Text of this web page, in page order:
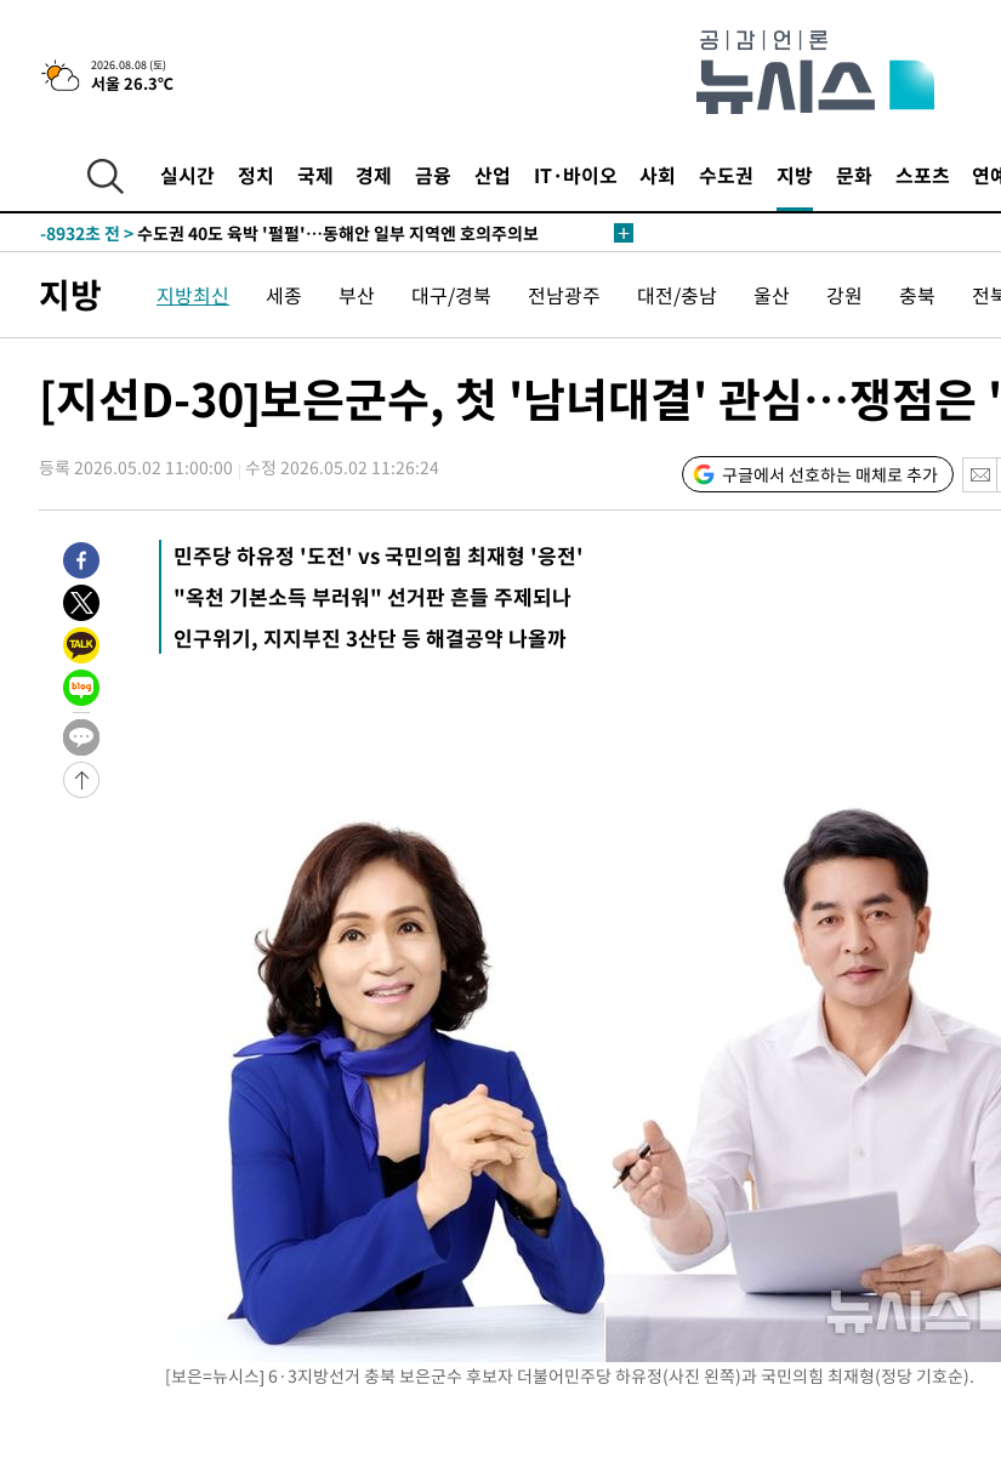
2026.08.08 (토)
서울 26.3℃
실시간 정치 국제 경제 금융 산업 IT·바이오 사회 수도권 지방 문화 스포츠 연
42.08%·宋 10.17%
-16171초 전 >이강인 "아틀레티코 이적 기뻐…등번호 7번 의미보단 팀 위해 뛸
-9150초 전 >
[속보]이강인 "감독님이 원하는 마음 느꼈고, 많은 트로피 원해 아틀
레티코 이적"
-8932초 전 >수도권 40도 육박 '펄펄'…동해안 일부 지역엔 호의주의보
-7901초 전 >온열질환 사망자 3명 늘어…누적 환자 3000명 돌파
-1846초 전 >
34분 전 >
백운산서 80년근 천종산삼 9뿌리 발견…감정가 1.3억원
1시간 전 >남자 농구, 나고야 아시안게임서 '홈팀' 일본과 한일전
2시간 전 >여수 오동도 해상서 모터보트 전복…1명 사망·1명 실종
날씨]
3시간 전 >
축구협회 "압수수색·성접대 논란 사과…쇄신의 기회로 삼겠다"
4시간 전 >[속보]'압수수색·성접대 논란' 축구협회 "실망과 걱정 안겨드려 죄송"
7시간 전 >
'최고 37도' 폭염 지속…강원동해안 최대 150㎜ 비
9시간 전 >
[속보]뉴욕증시 상승 마감…S&P 0.6% 나스닥 1.3%↑
-26375초 전 >
-17422초 전 >
[속보]與최고위원 제주·인천 순회경선…박선원·최민희·서미화·
한민수·김용 순
-17375초 전 >
청래 44.56%
-16657초 전 >
42.08%·宋 10.17%
-16191초 전 >
것"
-16126초 전 >
낮 최고 35도 '무더위'…동해안 시간당 30㎜ '강한 비'[내일날씨]
[속보]이강인 "감독님이 원하는 마음 느꼈고, 많은 트로피 원해 아틀
수도권 40도 육박 '펄펄'…동해안 일부 지역엔 호의주의보
온열질환 사망자 3명 늘어…누적 환자 3000명 돌파
강릉에 시간당 81.4㎜ 물폭탄…도로 잠기고 담벼락 붕괴
백운산서 80년근 천종산삼 9뿌리 발견…감정가 1.3억원
선재도서 해루질 나섰다 실종 60대, 닷새 만에 숨진 채 발견
남자 농구, 나고야 아시안게임서 '홈팀' 일본과 한일전
여수 오동도 해상서 모터보트 전복…1명 사망·1명 실종
극한폭염 한풀 꺾이지만…'낮 최고 35도' 무더위, 열대야 계속[다음주
축구협회 "압수수색·성접대 논란 사과…쇄신의 기회로 삼겠다"
[속보]'압수수색·성접대 논란' 축구협회 "실망과 걱정 안겨드려 죄송"
'최고 37도' 폭염 지속…강원동해안 최대 150㎜ 비
[속보]뉴욕증시 상승 마감…S&P 0.6% 나스닥 1.3%↑
지방 지방최신 세종 부산 대구/경북 전남광주 대전/충남 울산 강원 충북 전
[지선D-30]보은군수, 첫 '남녀대결' 관심…쟁점은
등록 2026.05.02 11:00:00 수정 2026.05.02 11:26:24 구글에서 선호하는 매체로 추가
민주당 하유정 '도전' vs 국민의힘 최재형 '응전'
"옥천 기본소득 부러워" 선거판 흔들 주제되나
인구위기, 지지부진 3산단 등 해결공약 나올까
[보은=뉴시스] 6·3지방선거 충북 보은군수 후보자 더불어민주당 하유정(사진 왼쪽)과 국민의힘 최재형(정당 기호순).